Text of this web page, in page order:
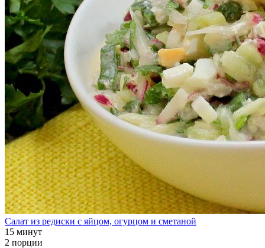
Салат из редиски с яйцом, огурцом и сметаной
15 минут
2 порции